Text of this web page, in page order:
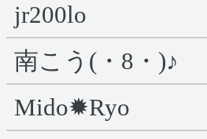
jr200lo
南こう(・8・)♪
Mido✹‪Ryo